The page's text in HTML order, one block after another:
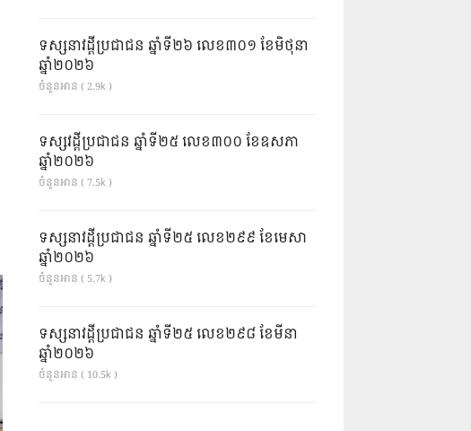
ទស្សនាវដ្ដីប្រជាជន ឆ្នាំទី២៦ លេខ៣០១ ខែមិថុនា
ឆ្នាំ២០២៦
ចំនួនអាន ( 2.9k )
ទស្សវដ្តីប្រជាជន ឆ្នាំទី២៥ លេខ៣០០ ខែឧសភា
ឆ្នាំ២០២៦
ចំនួនអាន ( 7.5k )
ទស្សនាវដ្ដីប្រជាជន ឆ្នាំទី២៥ លេខ២៩៩ ខែមេសា
ឆ្នាំ២០២៦
ចំនួនអាន ( 5.7k )
ទស្សនាវដ្ដីប្រជាជន ឆ្នាំទី២៥ លេខ២៩៨ ខែមីនា
ឆ្នាំ២០២៦
ចំនួនអាន ( 10.5k )